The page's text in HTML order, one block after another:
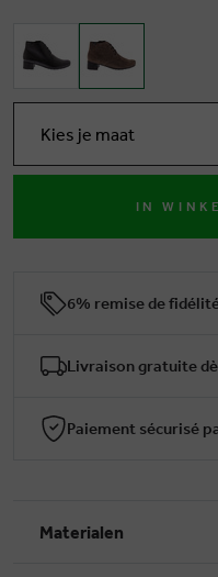
Kies je maat
IN
6% remise de
Livraison gratuite
Paiement sécurisé
Materialen